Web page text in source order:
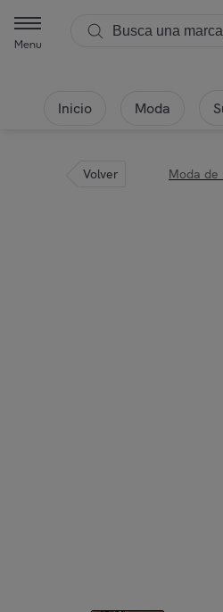
Menu
Inicio Moda
Volver Moda de